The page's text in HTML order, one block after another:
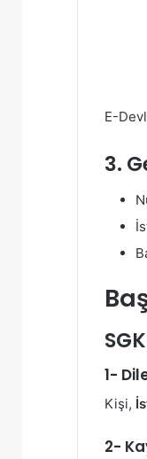
E-
3.
1-
Kişi,
2-